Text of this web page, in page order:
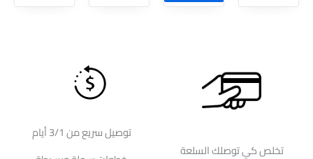
تخلص كي توصلك السلعة
توصيل سريع من 3/1 أيام